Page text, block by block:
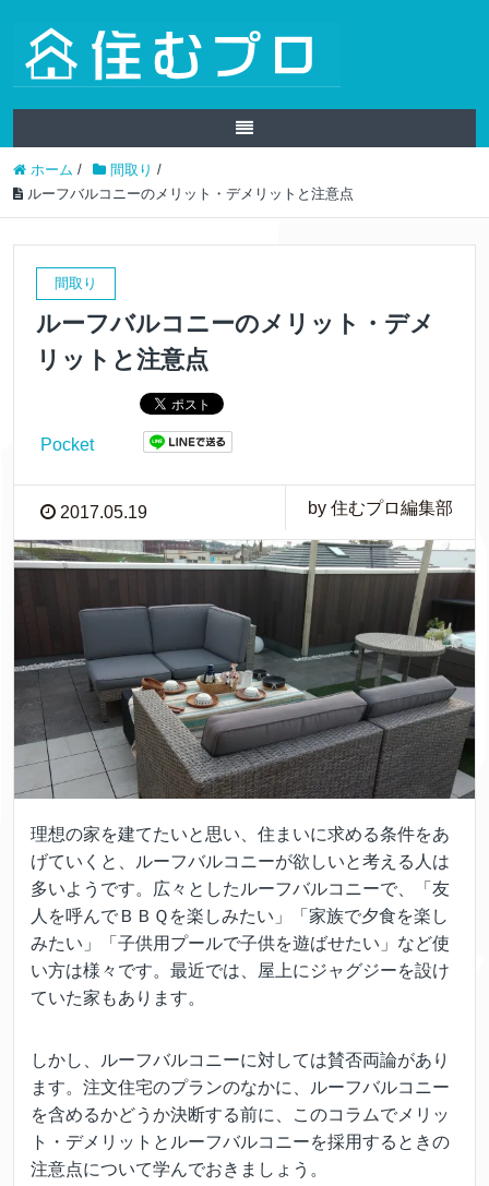
ホーム / 間取り /
ルーフバルコニーのメリット・デメリットと注意点
間取り
ルーフバルコニーのメリット・デメ
リットと注意点
Pocket
2017.05.19 by 住むプロ編集部
理想の家を建てたいと思い、住まいに求める条件をあ
げていくと、ルーフバルコニーが欲しいと考える人は
多いようです。広々としたルーフバルコニーで、「友
人を呼んでＢＢＱを楽しみたい」「家族で夕食を楽し
みたい」「子供用プールで子供を遊ばせたい」など使
い方は様々です。最近では、屋上にジャグジーを設け
ていた家もあります。
しかし、ルーフバルコニーに対しては賛否両論があり
ます。注文住宅のプランのなかに、ルーフバルコニー
を含めるかどうか決断する前に、このコラムでメリッ
ト・デメリットとルーフバルコニーを採用するときの
注意点について学んでおきましょう。